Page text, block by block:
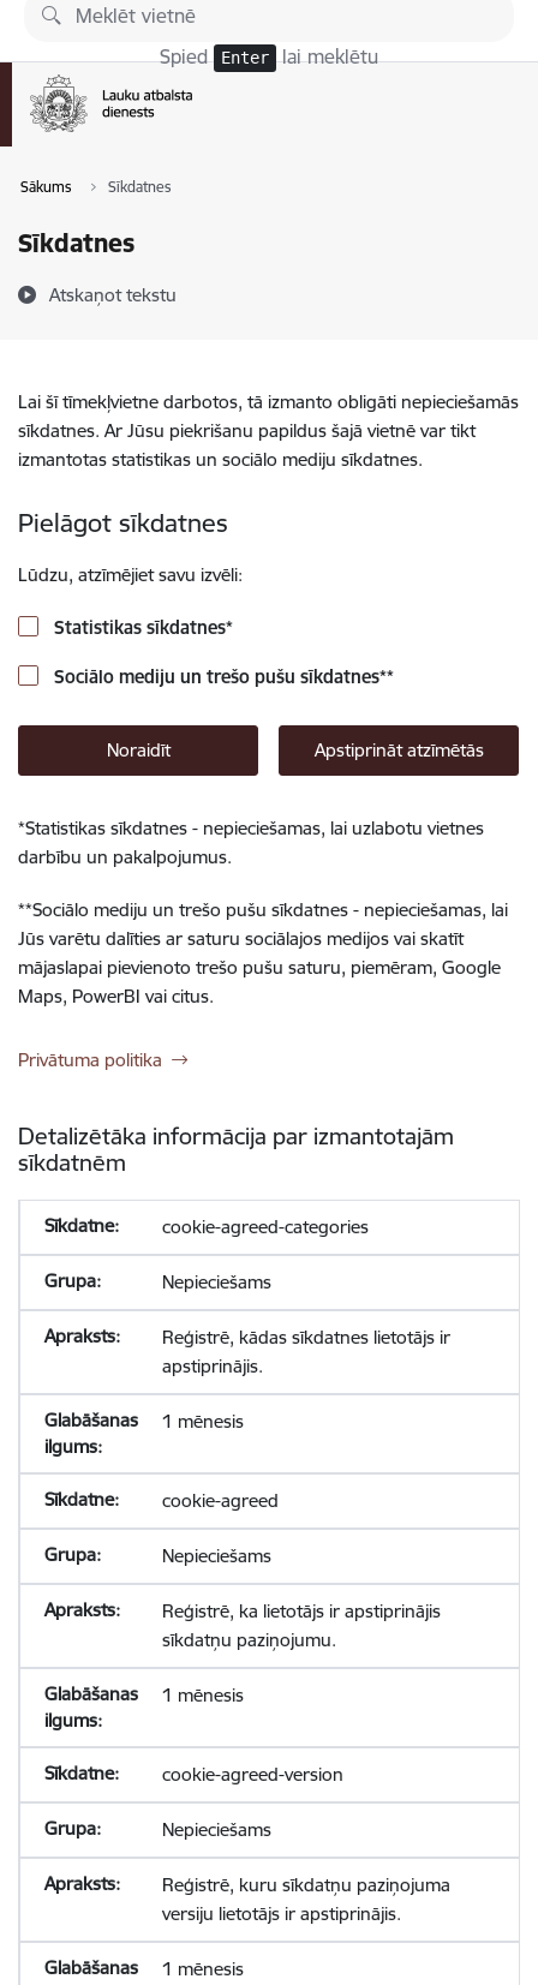
Pāriet uz lapas saturu
Spied Enter lai meklētu
Sākums Sīkdatnes
Sīkdatnes
Atskaņot tekstu
Lai šī tīmekļvietne darbotos, tā izmanto obligāti nepieciešamās
sīkdatnes. Ar Jūsu piekrišanu papildus šajā vietnē var tikt
izmantotas statistikas un sociālo mediju sīkdatnes.
Pielāgot sīkdatnes
Lūdzu, atzīmējiet savu izvēli:
Statistikas sīkdatnes*
Sociālo mediju un trešo pušu sīkdatnes**
Noraidīt Apstiprināt atzīmētās
*Statistikas sīkdatnes - nepieciešamas, lai uzlabotu vietnes
darbību un pakalpojumus.
**Sociālo mediju un trešo pušu sīkdatnes - nepieciešamas, lai
Jūs varētu dalīties ar saturu sociālajos medijos vai skatīt
mājaslapai pievienoto trešo pušu saturu, piemēram, Google
Maps, PowerBI vai citus.
Privātuma politika
Detalizētāka informācija par izmantotajām
sīkdatnēm
cookie-agreed-categories
Nepieciešams
Reģistrē, kādas sīkdatnes lietotājs ir
apstiprinājis.
1 mēnesis
cookie-agreed
Nepieciešams
Reģistrē, ka lietotājs ir apstiprinājis
sīkdatņu paziņojumu.
1 mēnesis
cookie-agreed-version
Nepieciešams
Reģistrē, kuru sīkdatņu paziņojuma
versiju lietotājs ir apstiprinājis.
1 mēnesis